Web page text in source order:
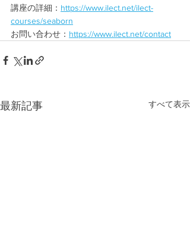
講座の詳細： https://www.ilect.net/ilect-
courses/seaborn
お問い合わせ： https://www.ilect.net/contact
最新記事 すべて表示